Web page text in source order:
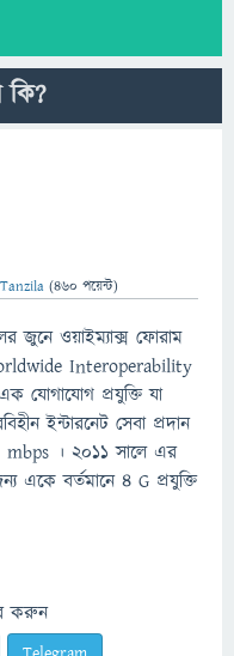
কি?
Tanzila (460 পয়েন্ট)
জুনে ওয়াইম্যাক্স ফোরাম
Interoperability
যোগাযোগ প্রযুক্তি যা
ইন্টারনেট সেবা প্রদান
। ২০১১ সালে এর
একে বর্তমানে 4 G প্রযুক্তি
করুন